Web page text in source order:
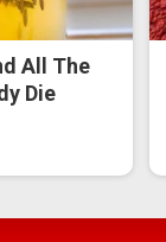
All The
Die